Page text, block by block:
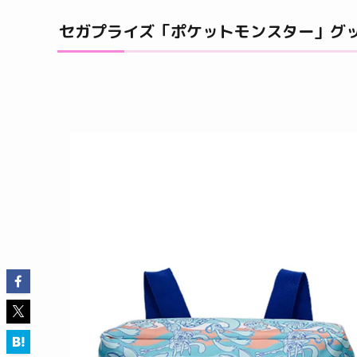
セガプライズ「ポケットモンスター」グ